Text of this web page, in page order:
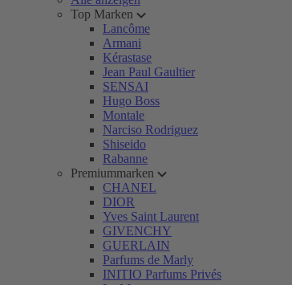
Top Marken
Lancôme
Armani
Kérastase
Jean Paul Gaultier
SENSAI
Hugo Boss
Montale
Narciso Rodriguez
Shiseido
Rabanne
Premiummarken
CHANEL
DIOR
Yves Saint Laurent
GIVENCHY
GUERLAIN
Parfums de Marly
INITIO Parfums Privés